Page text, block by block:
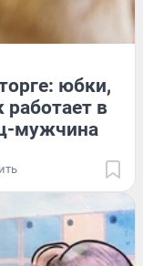
юбки,
работает в
мужчина